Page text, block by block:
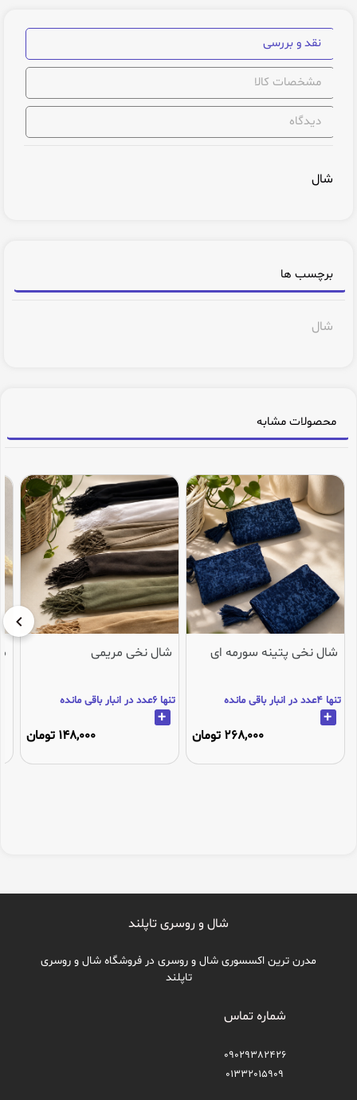
نقد و بررسی
مشخصات کالا
دیدگاه
شال
برچسب ها
شال
محصولات مشابه
شال نخی پتینه سورمه ای
تنها 4عدد در انبار باقی مانده
+
268,000 تومان
شال نخی مریمی
تنها 6عدد در انبار باقی مانده
+
148,000 تومان
شال و روسری تاپلند
مدرن ترین اکسسوری شال و روسری در فروشگاه شال و روسری
تاپلند
شماره تماس
09029382426
01332015909